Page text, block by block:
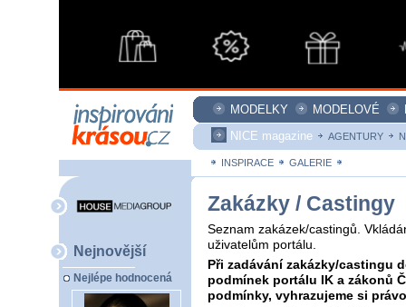
MODELKY MODELOVÉ
NICE magazine
AGENTURY
INSPIRACE GALERIE
Nejnovější
Nejlépe hodnocená
Zakázky / Castingy
Seznam zakázek/castingů.
uživatelům portálu.
Při zadávání zakázky/castingu
podmínek portálu IK a zákonů
podmínky, vyhrazujeme si